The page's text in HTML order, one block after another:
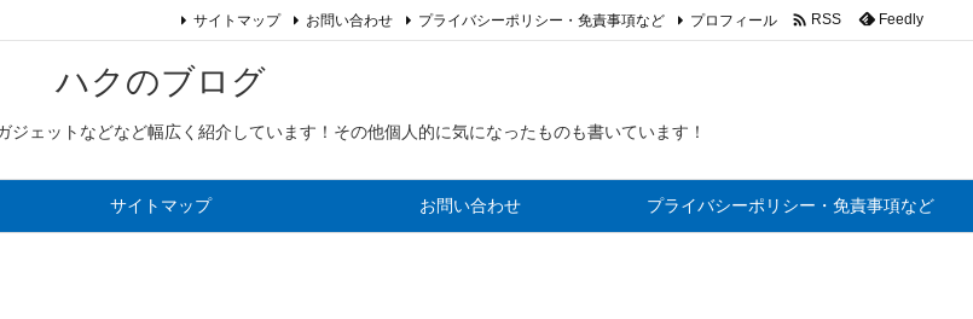
ハクのブログ
ェットなどなど幅広く紹介しています！その他個人的に気になったものも書いています！
サイトマップ お問い合わせ プライバシーポリシー・免責事項など
サイトマップ お問い合わせ プライバシーポリシー・免責事項など プロフィール  RSS Feedly